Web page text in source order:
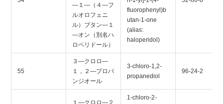
―１―（４―フ
ルオロフェニ
ル）ブタン―１
―オン（別名ハ
ロペリドール）
fluorophenyl)b
utan-1-one
(alias:
haloperidol)
55
３―クロロ―
１，２―プロパ
ンジオール
3-chloro-1,2-
propanediol
96-24-2
１―クロロ―２
1-chloro-2-